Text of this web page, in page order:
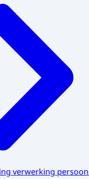
verwerking